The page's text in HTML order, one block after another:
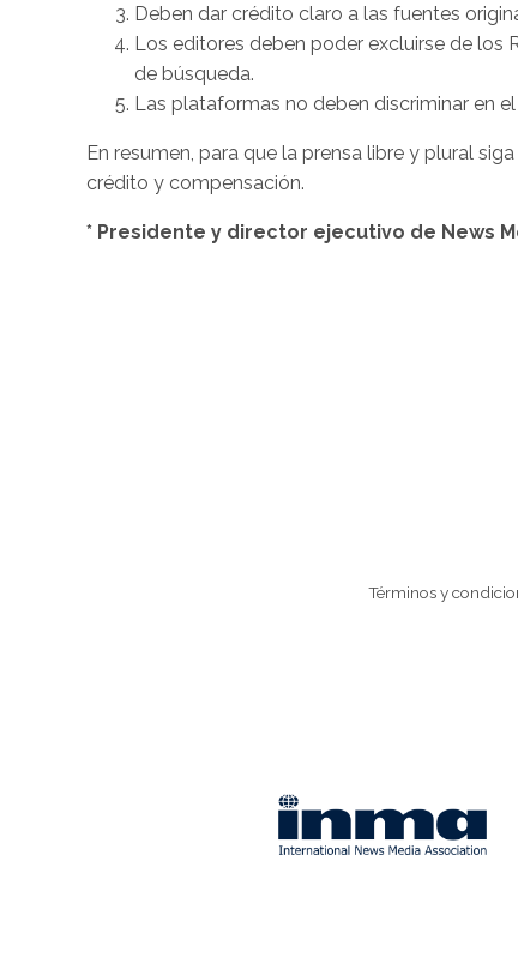
Deben dar crédito claro a las fuentes
Los editores deben poder excluirse de los
de búsqueda.
Las plataformas no deben discriminar en
En resumen, para que la prensa libre y plural
crédito y compensación.
* Presidente y director ejecutivo de News
Términos y